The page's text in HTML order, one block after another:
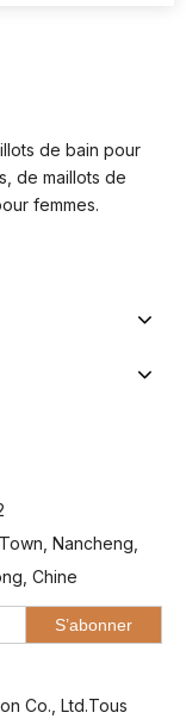
de bain pour
de maillots de
femmes.
Nancheng,
Chine
S’abonner
Co., Ltd.Tous